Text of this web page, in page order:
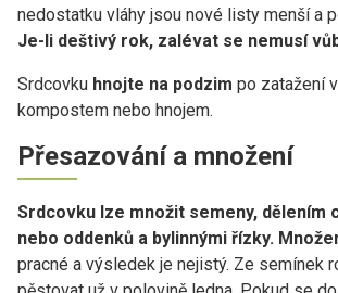
nedostatku vláhy jsou nové listy menší a
Je-li deštivý rok, zalévat se nemusí
Srdcovku hnojte na podzim po zatažení
kompostem nebo hnojem.
Přesazování a množení
Srdcovku lze množit semeny, dělením
nebo oddenků a bylinnými řízky.
pracné a výsledek je nejistý. Ze semínek